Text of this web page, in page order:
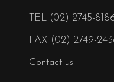
TEL (02) 2745-
FAX (02) 2749-
Contact us